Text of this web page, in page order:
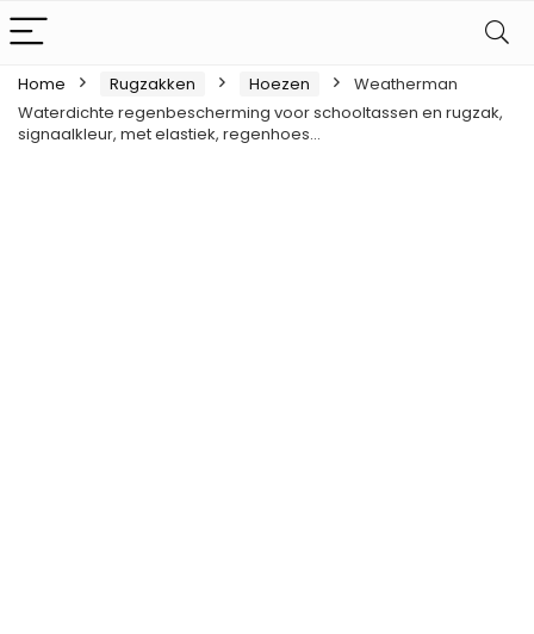
Home Rugzakken Hoezen
Weatherman
Waterdichte regenbescherming voor schooltassen en rugzak,
signaalkleur, met elastiek, regenhoes…